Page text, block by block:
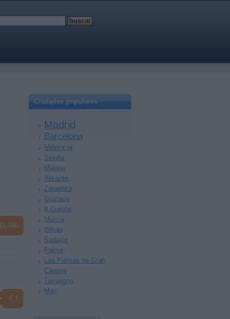
€ 1
Ciudades populares
Madrid
Barcelona
Valencia
Sevilla
Málaga
Alicante
Zaragoza
Granada
A Coruña
Murcia
Bilbao
Badajoz
Palma
Las Palmas de Gran
Canaria
Tarragona
Más